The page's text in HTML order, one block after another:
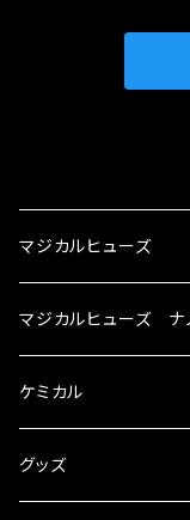
rz
い致
メ
ター
い
マジカルヒューズ
スズキ
KEI
アルト
スバル
BRZ
ダイハツ
マジカルヒューズ ナ
スズキ ブラック
KEI
スバル ブラック
ケミカル
グッズ